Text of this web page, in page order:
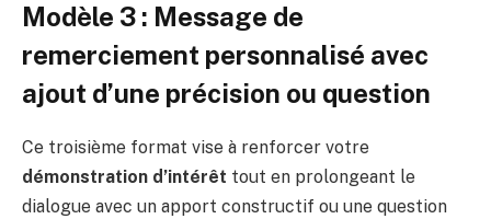
Modèle 3 : Message de
remerciement personnalisé avec
ajout d’une précision ou question
Ce troisième format vise à renforcer votre
démonstration d’intérêt tout en prolongeant le
dialogue avec un apport constructif ou une question